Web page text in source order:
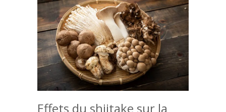
Effets du shiitake sur la